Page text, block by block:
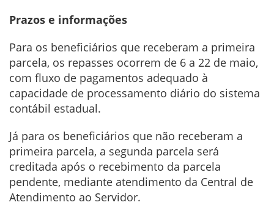
Prazos e informações
Para os beneficiários que receberam a primeira
parcela, os repasses ocorrem de 6 a 22 de maio,
com fluxo de pagamentos adequado à
capacidade de processamento diário do sistema
contábil estadual.
Já para os beneficiários que não receberam a
primeira parcela, a segunda parcela será
creditada após o recebimento da parcela
pendente, mediante atendimento da Central de
Atendimento ao Servidor.